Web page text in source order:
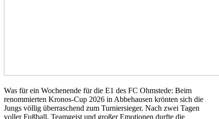
Was für ein Wochenende für die E1 des FC Ohmstede: Beim
renommierten Kronos-Cup 2026 in Abbehausen krönten sich die
Jungs völlig überraschend zum Turniersieger. Nach zwei Tagen
voller Fußball, Teamgeist und großer Emotionen durfte die